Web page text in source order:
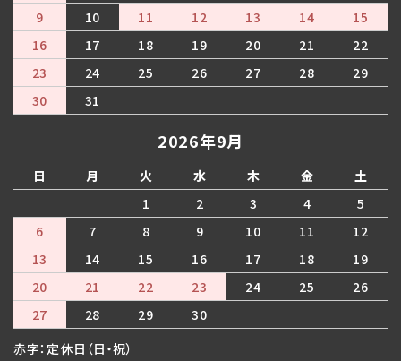
9
10 11 12 13 14
15
16
17 18 19 20 21
22
23
24 25 26 27 28
29
30
31
2026年9月
日 月 火 水 木 金
土
1
2 3 4
5
6
7 8 9 10 11
12
13
14 15 16 17 18
19
20
21 22 23 24 25
26
27
28 29
30
赤字：定休日（日・祝）